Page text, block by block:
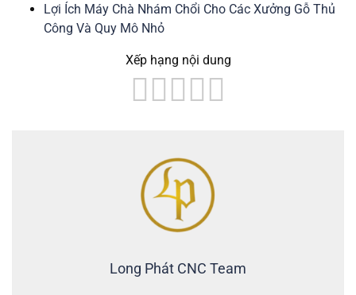
Lợi Ích Máy Chà Nhám Chổi Cho Các Xưởng Gỗ Thủ
Công Và Quy Mô Nhỏ
Xếp hạng nội dung
Long Phát CNC Team